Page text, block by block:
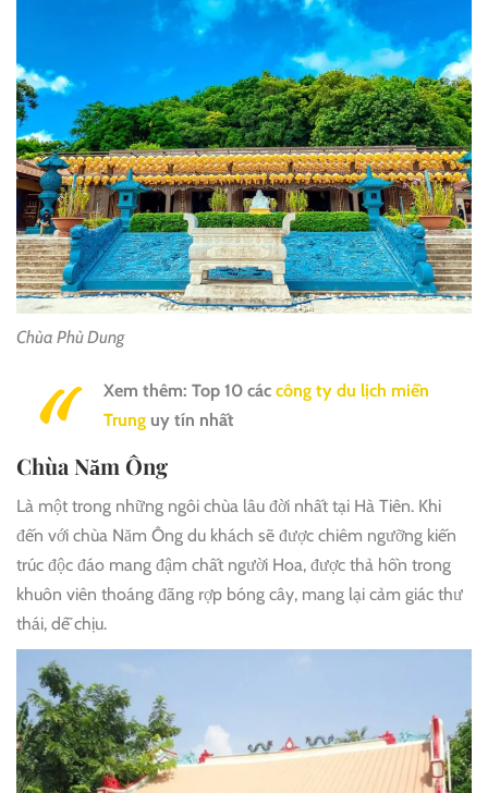
Chùa Phù Dung
Xem thêm: Top 10 các công ty du lịch miền
Trung uy tín nhất
Chùa Năm Ông
Là một trong những ngôi chùa lâu đời nhất tại Hà Tiên. Khi
đến với chùa Năm Ông du khách sẽ được chiêm ngưỡng kiến
trúc độc đáo mang đậm chất người Hoa, được thả hồn trong
khuôn viên thoáng đãng rợp bóng cây, mang lại cảm giác thư
thái, dễ chịu.